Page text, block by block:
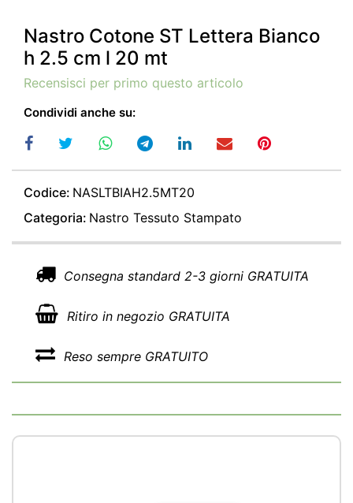
Nastro Cotone ST Lettera Bianco
h 2.5 cm l 20 mt
Recensisci per primo questo articolo
Condividi anche su:
Codice: NASLTBIAH2.5MT20
Categoria: Nastro Tessuto Stampato
Consegna standard 2-3 giorni GRATUITA
Ritiro in negozio GRATUITA
Reso sempre GRATUITO